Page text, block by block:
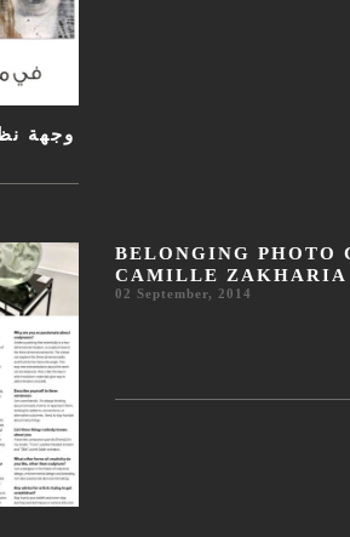
BELONGING PHOTO
CAMILLE ZAKHARIA
02 September, 2014